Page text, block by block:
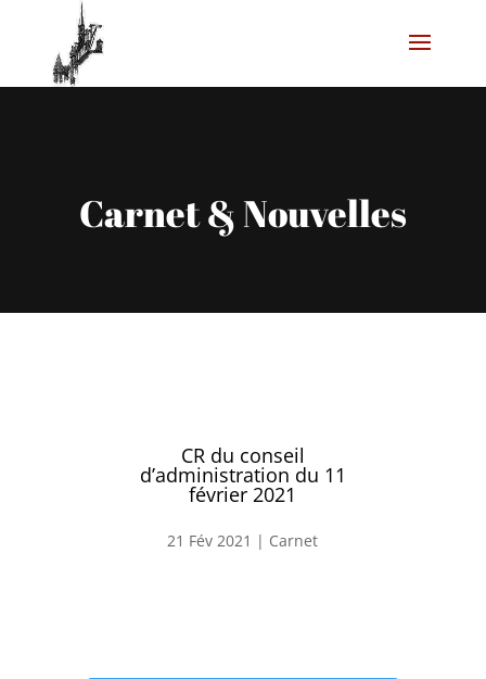
Carnet & Nouvelles
CR du conseil
d’administration du 11
février 2021
21 Fév 2021 | Carnet